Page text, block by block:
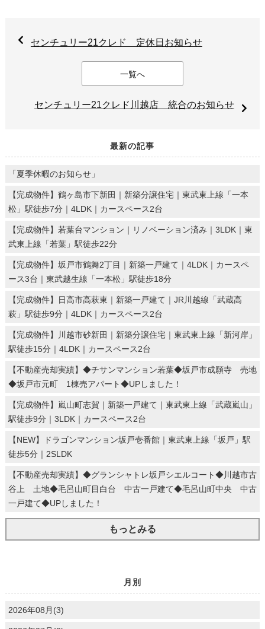
センチュリー21クレド 定休日お知らせ
一覧へ
センチュリー21クレド川越店 統合のお知らせ
最新の記事
「夏季休暇のお知らせ」
【完成物件】鶴ヶ島市下新田｜新築分譲住宅｜東武東上線「一本
松」駅徒歩7分｜4LDK｜カースペース2台
【完成物件】若葉台マンション｜リノベーション済み｜3LDK｜東
武東上線「若葉」駅徒歩22分
【完成物件】坂戸市鶴舞2丁目｜新築一戸建て｜4LDK｜カースペ
ース3台｜東武越生線「一本松」駅徒歩18分
【完成物件】日高市高萩東｜新築一戸建て｜JR川越線「武蔵高
萩」駅徒歩9分｜4LDK｜カースペース2台
【完成物件】川越市砂新田｜新築分譲住宅｜東武東上線「新河岸」
駅徒歩15分｜4LDK｜カースペース2台
【不動産売却実績】◆チサンマンション若葉◆坂戸市成願寺 売地
◆坂戸市元町 1棟売アパート◆UPしました！
【完成物件】嵐山町志賀｜新築一戸建て｜東武東上線「武蔵嵐山」
駅徒歩9分｜3LDK｜カースペース2台
【NEW】ドラゴンマンション坂戸壱番館｜東武東上線「坂戸」駅
徒歩5分｜2SLDK
【不動産売却実績】◆グランシャトレ坂戸シエルコート◆川越市古
谷上 土地◆毛呂山町目白台 中古一戸建て◆毛呂山町中央 中古
一戸建て◆UPしました！
もっとみる
月別
2026年08月(3)